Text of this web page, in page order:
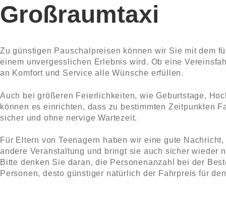
Großraumtaxi
Zu günstigen Pauschalpreisen können wir Sie mit dem
einem unvergesslichen Erlebnis wird. Ob eine
an Komfort und Service alle Wünsche erfüllen.
Auch bei größeren Feierlichkeiten, wie Geburtstage,
können es einrichten, dass zu bestimmten Zeitpunkten
sicher und ohne nervige Wartezeit.
Für Eltern von Teenagern haben wir eine gute
andere Veranstaltung und bringt sie auch sicher wieder
Bitte denken Sie daran, die Personenanzahl bei der
Personen, desto günstiger natürlich der Fahrpreis für